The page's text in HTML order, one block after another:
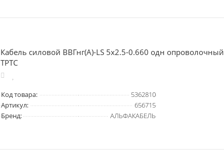
Кабель силовой ВВГнг(А)-LS 5х2.5-0.660 одн опроволочный
ТРТС
Код товара:
5362810
Артикул:
656715
Бренд:
АЛЬФАКАБЕЛЬ